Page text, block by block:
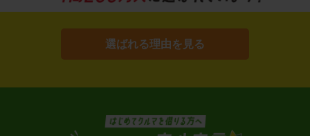
選ばれる理由を見る